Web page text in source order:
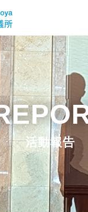
x
活動報告